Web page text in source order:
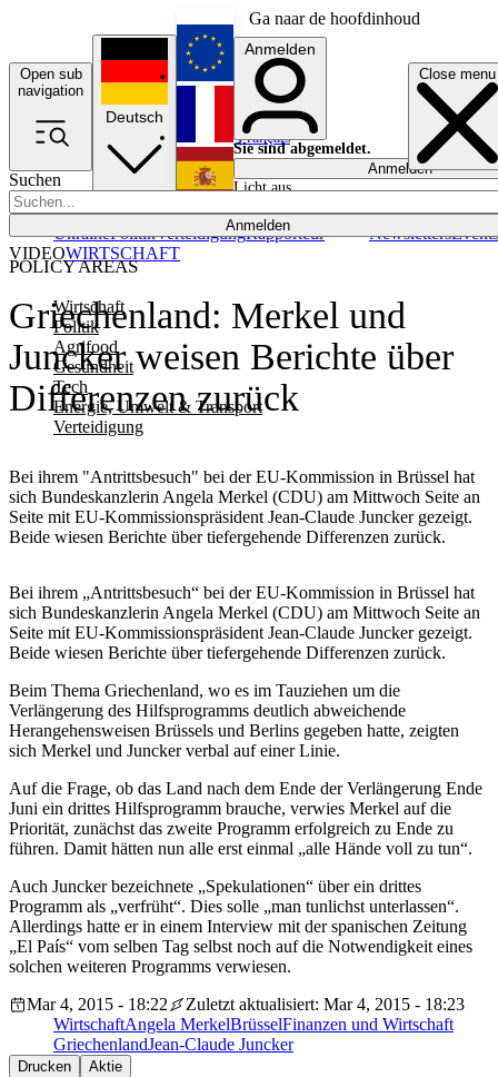
Ga naar de hoofdinhoud
Open sub
navigation
Close menu
Suchen
Anmelden
POLICY AREAS
Wirtschaft
Politik
Agrifood
Gesundheit
Tech
Energie, Umwelt & Transport
Verteidigung
UkrainePolitikVerteidigungRapporteur NewslettersEvents
Deutsch
English
Français
Anmelden
Sie sind abgemeldet.
Anmelden
Licht aus
Griechenland: Merkel und
Juncker weisen Berichte über
Differenzen zurück
Bei ihrem "Antrittsbesuch" bei der EU-Kommission in Brüssel hat
sich Bundeskanzlerin Angela Merkel (CDU) am Mittwoch Seite an
Seite mit EU-Kommissionspräsident Jean-Claude Juncker gezeigt.
Beide wiesen Berichte über tiefergehende Differenzen zurück.
VIDEOWIRTSCHAFT
Bei ihrem „Antrittsbesuch“ bei der EU-Kommission in Brüssel hat
sich Bundeskanzlerin Angela Merkel (CDU) am Mittwoch Seite an
Seite mit EU-Kommissionspräsident Jean-Claude Juncker gezeigt.
Beide wiesen Berichte über tiefergehende Differenzen zurück.
Beim Thema Griechenland, wo es im Tauziehen um die
Verlängerung des Hilfsprogramms deutlich abweichende
Herangehensweisen Brüssels und Berlins gegeben hatte, zeigten
sich Merkel und Juncker verbal auf einer Linie.
Auf die Frage, ob das Land nach dem Ende der Verlängerung Ende
Juni ein drittes Hilfsprogramm brauche, verwies Merkel auf die
Priorität, zunächst das zweite Programm erfolgreich zu Ende zu
führen. Damit hätten nun alle erst einmal „alle Hände voll zu tun“.
Auch Juncker bezeichnete „Spekulationen“ über ein drittes
Programm als „verfrüht“. Dies solle „man tunlichst unterlassen“.
Allerdings hatte er in einem Interview mit der spanischen Zeitung
„El País“ vom selben Tag selbst noch auf die Notwendigkeit eines
solchen weiteren Programms verwiesen.
Mar 4, 2015 - 18:22
Zuletzt aktualisiert: Mar 4, 2015 - 18:23
WirtschaftAngela MerkelBrüsselFinanzen und Wirtschaft
GriechenlandJean-Claude Juncker
Drucken Aktie